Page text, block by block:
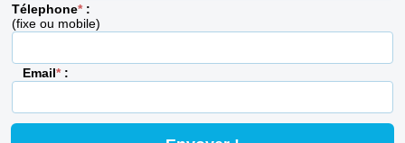
Télephone*:
(fixe ou mobile)
Email*: